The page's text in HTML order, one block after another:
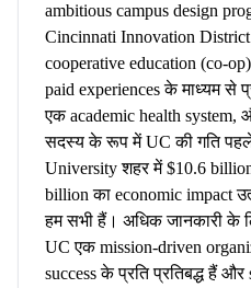
ambitious campus design
Cincinnati Innovation
cooperative education (co-
paid experiences के माध्यम से
एक academic health
सदस्य के रूप में UC की गति
University शहर में $10.6
billion का economic impact
हम सभी हैं। अधिक जानकारी के
UC एक mission-driven
success के प्रति प्रतिबद्ध हैं